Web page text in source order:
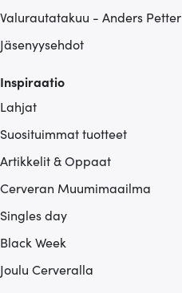
Valurautatakuu - Anders Petter
Jäsenyysehdot
Inspiraatio
Lahjat
Suosituimmat tuotteet
Artikkelit & Oppaat
Cerveran Muumimaailma
Singles day
Black Week
Joulu Cerveralla